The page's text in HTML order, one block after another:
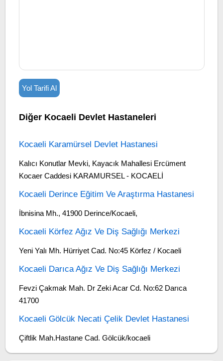
Yol Tarifi Al
Diğer Kocaeli Devlet Hastaneleri
Kocaeli Karamürsel Devlet Hastanesi
Kalıcı Konutlar Mevki, Kayacık Mahallesi Ercüment
Kocaer Caddesi KARAMURSEL - KOCAELİ
Kocaeli Derince Eğitim Ve Araştırma Hastanesi
İbnisina Mh., 41900 Derince/Kocaeli,
Kocaeli Körfez Ağız Ve Diş Sağlığı Merkezi
Yeni Yalı Mh. Hürriyet Cad. No:45 Körfez / Kocaeli
Kocaeli Darıca Ağız Ve Diş Sağlığı Merkezi
Fevzi Çakmak Mah. Dr Zeki Acar Cd. No:62 Darıca
41700
Kocaeli Gölcük Necati Çelik Devlet Hastanesi
Çiftlik Mah.Hastane Cad. Gölcük/kocaeli